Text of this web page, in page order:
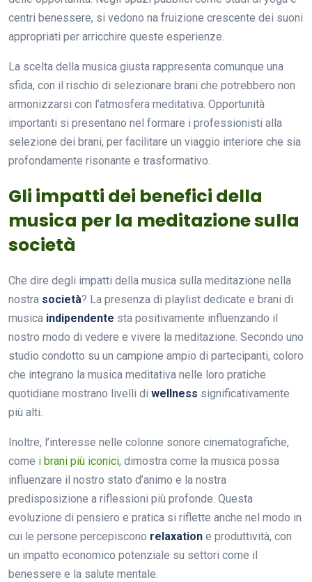
centri benessere, si vedono na fruizione crescente dei suoni
appropriati per arricchire queste esperienze.
La scelta della musica giusta rappresenta comunque una
sfida, con il rischio di selezionare brani che potrebbero non
armonizzarsi con l’atmosfera meditativa. Opportunità
importanti si presentano nel formare i professionisti alla
selezione dei brani, per facilitare un viaggio interiore che sia
profondamente risonante e trasformativo.
Gli impatti dei benefici della
musica per la meditazione sulla
società
Che dire degli impatti della musica sulla meditazione nella
nostra società? La presenza di playlist dedicate e brani di
musica indipendente sta positivamente influenzando il
nostro modo di vedere e vivere la meditazione. Secondo uno
studio condotto su un campione ampio di partecipanti, coloro
che integrano la musica meditativa nelle loro pratiche
quotidiane mostrano livelli di wellness significativamente
più alti.
Inoltre, l’interesse nelle colonne sonore cinematografiche,
come i brani più iconici, dimostra come la musica possa
influenzare il nostro stato d’animo e la nostra
predisposizione a riflessioni più profonde. Questa
evoluzione di pensiero e pratica si riflette anche nel modo in
cui le persone percepiscono relaxation e produttività, con
un impatto economico potenziale su settori come il
benessere e la salute mentale.